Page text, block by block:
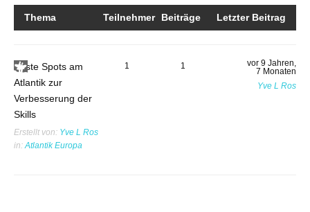
Thema Teilnehmer Beiträge Letzter Beitrag
Beste Spots am
Atlantik zur
Verbesserung der
Skills
Erstellt von: Yve L Ros
in:Atlantik Europa
1 1
vor 9 Jahren,
7 Monaten
Yve L Ros